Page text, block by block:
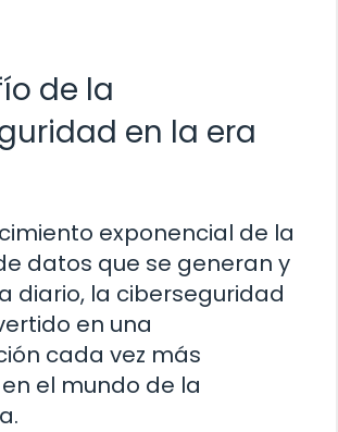
de la
en la era
exponencial de la
datos que se generan y
diario, la ciberseguridad
en una
cada vez más
el mundo de la